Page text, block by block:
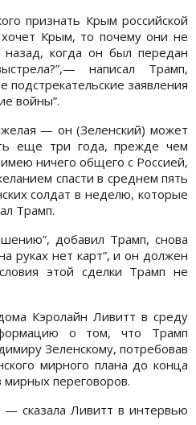
признать Крым российской
Крым, то почему они не
когда он был передан
написал Трамп,
подстрекательские заявления
войны”.
— он (Зеленский) может
еще три года, прежде чем
ничего общего с Россией,
спасти в среднем пять
солдат в неделю, которые
Трамп.
добавил Трамп, снова
руках нет карт”, и он должен
этой сделки Трамп не
Кэролайн Ливитт в среду
о том, что Трамп
Зеленскому, потребовав
мирного плана до конца
переговоров.
— сказала Ливитт в интервью